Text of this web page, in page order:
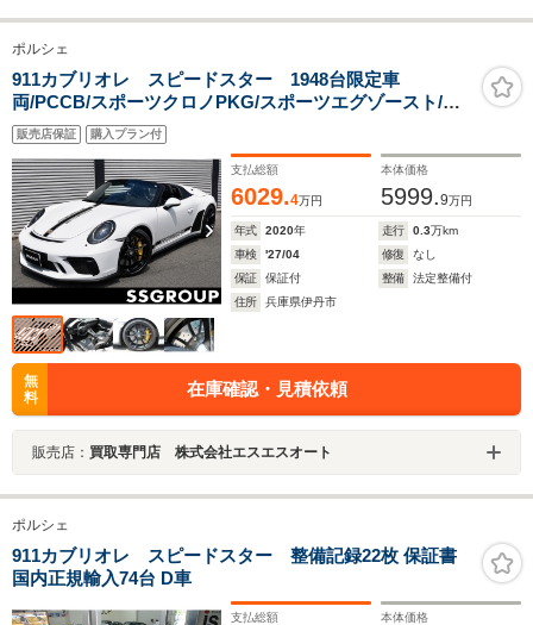
ポルシェ
911カブリオレ スピードスター 1948台限定車
両/PCCB/スポーツクロノPKG/スポーツエグゾースト/フ
ロントアクスルリフトシステム
販売店保証 購入プラン付
支払総額
6029.4万円
本体価格
5999.9万円
年式 2020年 走行 0.3万km
車検
'27/04 修復
なし
保証
保証付 整備
法定整備付
住所
兵庫県伊丹市
無
料
在庫確認・見積依頼
販売店： 買取専門店 株式会社エスエスオート
ポルシェ
911カブリオレ スピードスター 整備記録22枚 保証書
国内正規輸入74台 D車
支払総額 本体価格